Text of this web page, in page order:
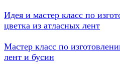
Идея и мастер класс по
цветка из атласных лент
Мастер класс по
лент и бусин